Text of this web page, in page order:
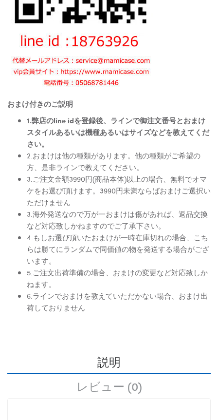
おまけ付きのご説明
1.弊店のline idを登録後、ラインで御注文番号とおまけ
スタイルあるいは機種あるいはサイズなどを教えてくだ
さい。
2.おまけは他の種類があります。他の種類がご希望の
方、是非ラインで教えてください。
3.ご注文金額3990円(商品本体)以上の場合、無料でオマ
ケをお選び頂けます。3990円未満ならばおまけご選択い
ただけません
3.海外発送なので万が一おまけは傷があれば、返品交換
など対応致しかねますのでご了承下さい。
4.もしお選び頂いたおまけが一時在庫切れの場合、こち
らは勝てにランダムで同価値の物を発送する場合がござ
います。
5.ご注文出荷準備の場合、おまけの変更など対応致しか
ねます。
6.ラインでおまけを教えていただかない場合、おまけ出
荷しておりません
説明
レビュー (0)